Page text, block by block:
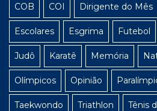
COB COI Dirigente do Mês
Escolares Esgrima Futebol
Judô Karatê Memória
Olímpicos Opinião
Taekwondo Triathlon Tênis